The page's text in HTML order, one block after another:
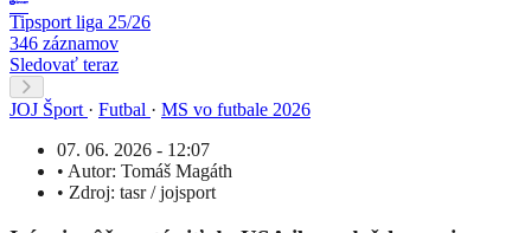
Tipsport liga 25/26
346 záznamov
Sledovať teraz
JOJ Šport · Futbal · MS vo futbale 2026
07. 06. 2026 - 12:07
• Autor: Tomáš Magáth
• Zdroj: tasr / jojsport